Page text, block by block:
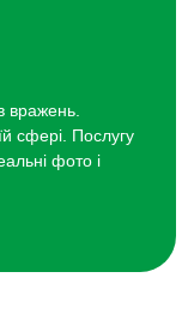
вражень.
сфері. Послугу
фото і